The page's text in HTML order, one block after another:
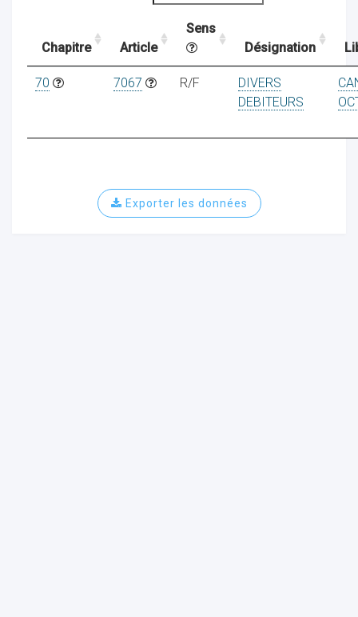
Chapitre Article
Sens
Désignation
70 7067 R/F
DIVERS
DEBITEURS
Exporter les données